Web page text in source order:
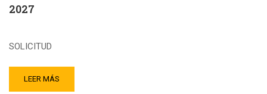
2027
SOLICITUD
LEER MÁS